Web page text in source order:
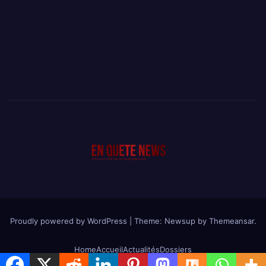
Proudly powered by WordPress Theme: Newsup by Themeansar.
HomeAccueilActualitésDossiers